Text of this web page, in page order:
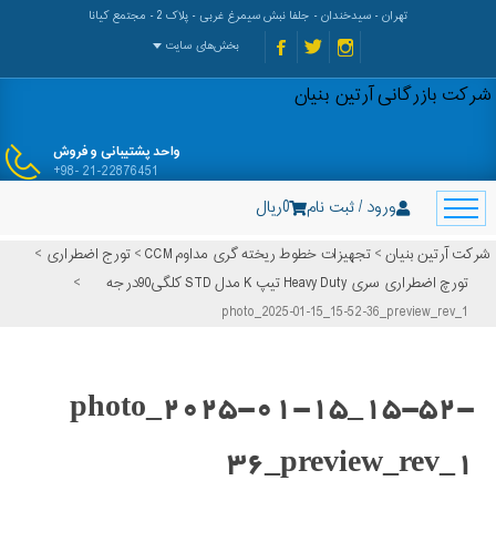
تهران - سیدخندان - جلفا نبش سیمرغ غربی - پلاک 2 - مجتمع کیانا
بخش‌های سایت
شرکت بازرگانی آرتین بنیان
واحد پشتیبانی و فروش
+98- 21-22876451
ورود / ثبت نام 0ریال
شرکت آرتین بنیان>تجهیزات خطوط ریخته گری مداوم CCM >تورج اضطراری >
تورچ اضطراری سری Heavy Duty تیپ K مدل STD کلگی90درجه
>
photo_2025-01-15_15-52-36_preview_rev_1
photo_2025-01-15_15-52-
36_preview_rev_1